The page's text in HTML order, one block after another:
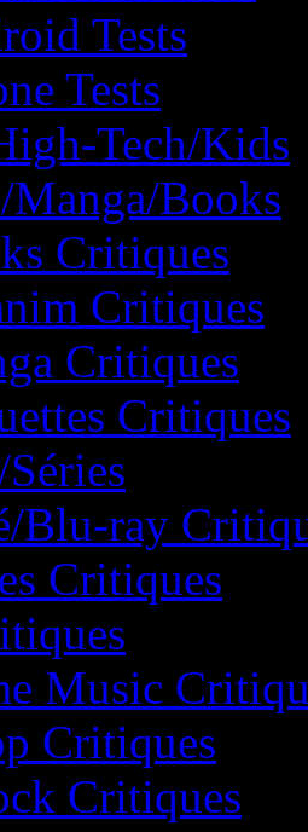
Tests
Tests
Tech/Kids
Books
Critiques
Critiques
Critiques
Critiques
Blu-ray
Critiques
Music
Critiques
Critiques